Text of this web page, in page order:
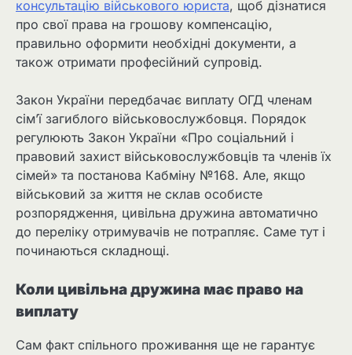
консультацію військового юриста, щоб дізнатися
про свої права на грошову компенсацію,
правильно оформити необхідні документи, а
також отримати професійний супровід.
Закон України передбачає виплату ОГД членам
сім’ї загиблого військовослужбовця. Порядок
регулюють Закон України «Про соціальний і
правовий захист військовослужбовців та членів їх
сімей» та постанова Кабміну №168. Але, якщо
військовий за життя не склав особисте
розпорядження, цивільна дружина автоматично
до переліку отримувачів не потрапляє. Саме тут і
починаються складнощі.
Коли цивільна дружина має право на
виплату
Сам факт спільного проживання ще не гарантує